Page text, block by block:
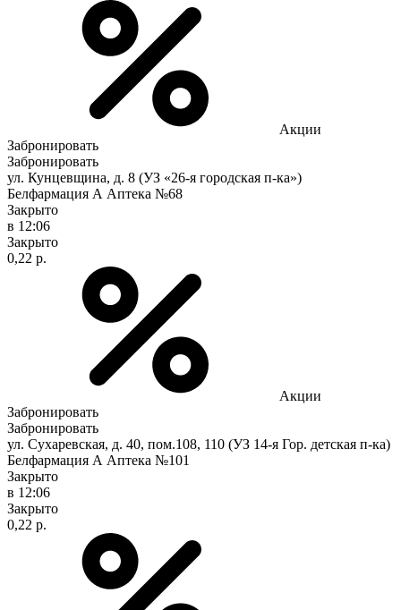
Акции
Забронировать
Забронировать
ул. Кунцевщина, д. 8 (УЗ «26-я городская п-ка»)
Белфармация А Аптека №68
Закрыто
в 12:06
Закрыто
0,22 р.
Акции
Забронировать
Забронировать
ул. Сухаревская, д. 40, пом.108, 110 (УЗ 14-я Гор. детская п-ка)
Белфармация А Аптека №101
Закрыто
в 12:06
Закрыто
0,22 р.